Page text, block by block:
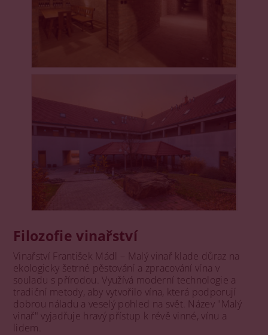
Filozofie vinařství
Vinařství František Mádl – Malý vinař klade důraz na
ekologicky šetrné pěstování a zpracování vína v
souladu s přírodou. Využívá moderní technologie a
tradiční metody, aby vytvořilo vína, která podporují
dobrou náladu a veselý pohled na svět. Název "Malý
vinař" vyjadřuje hravý přístup k révě vinné, vínu a
lidem.